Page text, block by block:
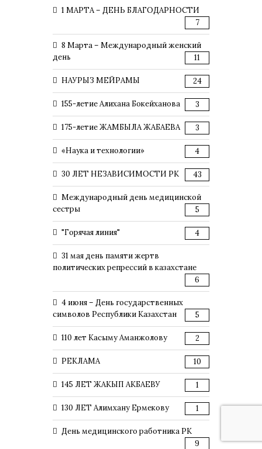
1 МАРТА – ДЕНЬ БЛАГОДАРНОСТИ
7
8 Марта – Международный женский
день
11
НАУРЫЗ МЕЙРАМЫ 24
155-летие Алихана Бокейханова 3
175-летие ЖАМБЫЛА ЖАБАЕВА 3
«Наука и технологии» 4
30 ЛЕТ НЕЗАВИСИМОСТИ РК 43
Международный день медицинской
сестры
5
"Горячая линия" 4
31 мая день памяти жертв
политических репрессий в казахстане
6
4 июня – День государственных
символов Республики Казахстан
5
110 лет Касыму Аманжолову 2
РЕКЛАМА 10
145 ЛЕТ ЖАКЫП АКБАЕВУ 1
130 ЛЕТ Алимхану Ермекову 1
День медицинского работника РК
9